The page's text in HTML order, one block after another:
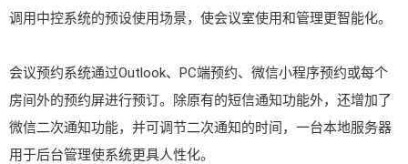
调用中控系统的预设使用场景，使会议室使用和管理更智能化。
会议预约系统通过Outlook、PC端预约、微信小程序预约或每个
房间外的预约屏进行预订。除原有的短信通知功能外，还增加了
微信二次通知功能，并可调节二次通知的时间，一台本地服务器
用于后台管理使系统更具人性化。